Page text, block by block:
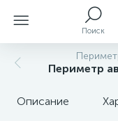
Поиск
Периметр
Описание